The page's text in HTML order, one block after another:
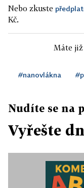
Nebo zkuste
Kč.
Máte
#nanovlákna
Nudíte se na
Vyřešte